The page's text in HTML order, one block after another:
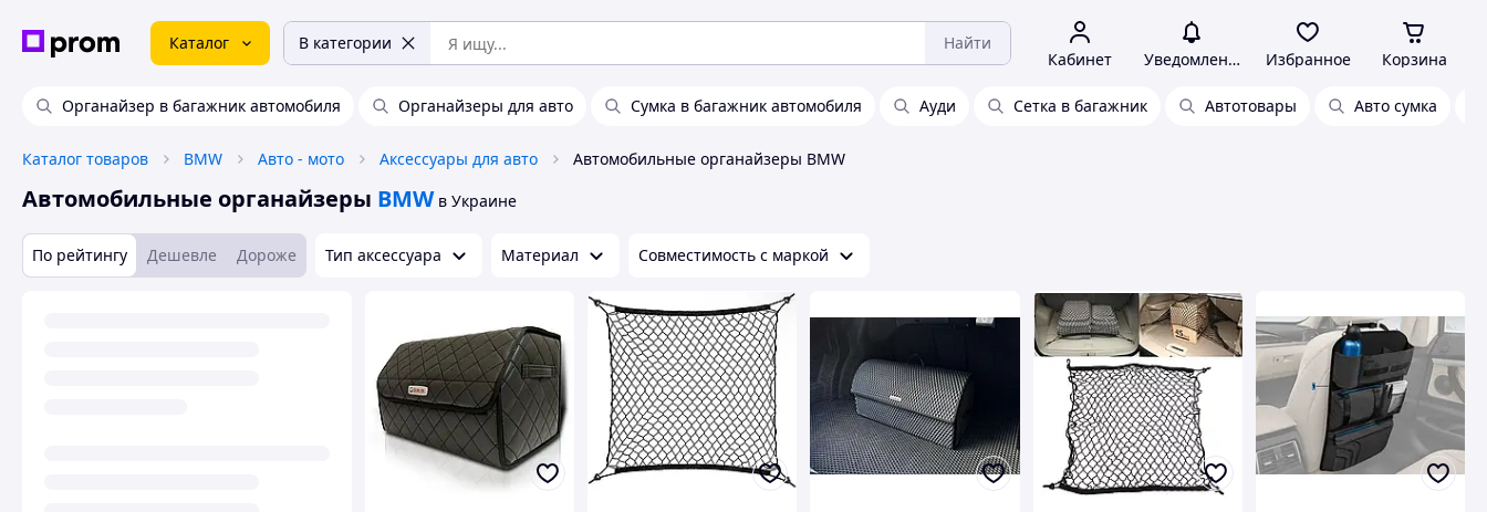
Каталог В категории Найти
Кабинет Уведомления Избранное Корзина
Органайзер в багажник автомобиля Органайзеры для авто Сумка в багажник автомобиля Ауди Сетка в багажник Автотовары Авто сумка
Каталог товаров BMW Авто - мото Аксессуары для авто Автомобильные органайзеры BMW
Автомобильные органайзеры BMW в Украине
По рейтингу Дешевле Дороже Тип аксессуара Материал Совместимость с маркой